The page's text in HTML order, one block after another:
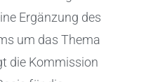
Ergänzung des
um das Thema
die Kommission